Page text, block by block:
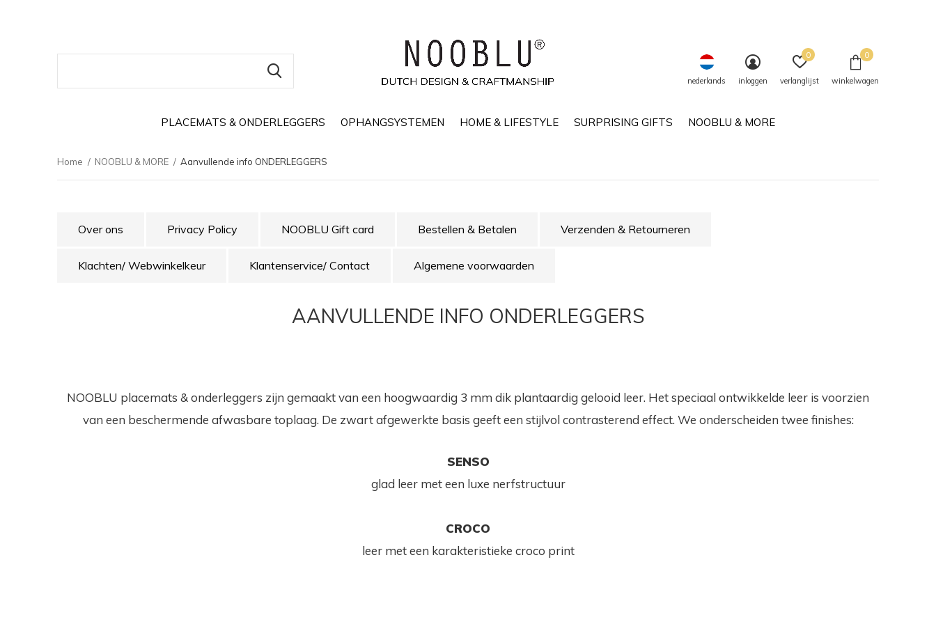
PLACEMATS & ONDERLEGGERS OPHANGSYSTEMEN HOME & LIFESTYLE SURPRISING GIFTS NOOBLU & MORE
nederlands inloggen verlanglijst
0
winkelwagen
0
Home NOOBLU & MORE Aanvullende info ONDERLEGGERS
Over ons Privacy Policy NOOBLU Gift card Bestellen & Betalen Verzenden & Retourneren
Klachten/ Webwinkelkeur Klantenservice/ Contact Algemene voorwaarden
AANVULLENDE INFO ONDERLEGGERS
NOOBLU placemats & onderleggers zijn gemaakt van een hoogwaardig 3 mm dik plantaardig gelooid leer. Het speciaal ontwikkelde leer is voorzien
van een beschermende afwasbare toplaag. De zwart afgewerkte basis geeft een stijlvol contrasterend effect. We onderscheiden twee finishes:
SENSO
glad leer met een luxe nerfstructuur
CROCO
leer met een karakteristieke croco print